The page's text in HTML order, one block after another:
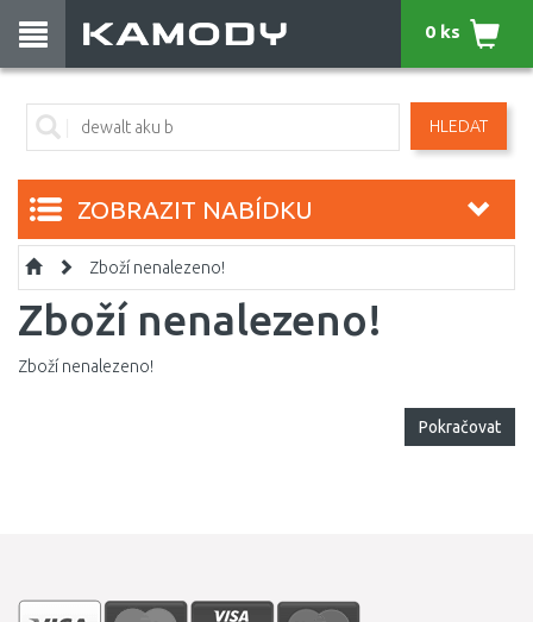
HLEDAT
0 ks
ZOBRAZIT NABÍDKU
Zboží nenalezeno!
Zboží nenalezeno!
Zboží nenalezeno!
Pokračovat